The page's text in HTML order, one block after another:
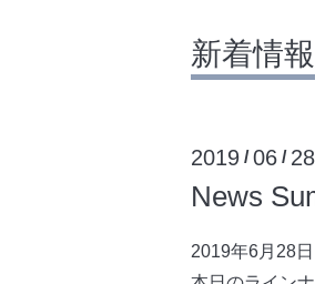
新着情報
2019 /06 /
News
2019年6月28日